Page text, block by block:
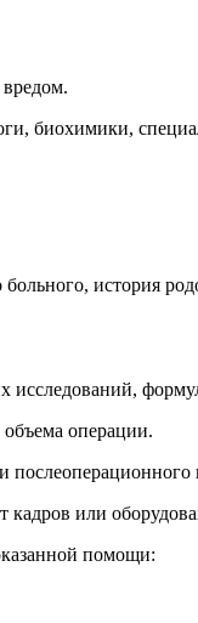
биохимики,
история
исследований,
объема операции.
кадров или
помощи: